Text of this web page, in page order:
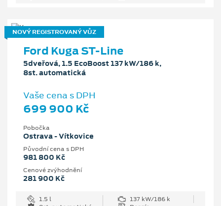
NOVÝ REGISTROVANÝ VŮZ
Ford Kuga ST-Line
5dveřová, 1.5 EcoBoost 137 kW/186 k,
8st. automatická
Vaše cena s DPH
699 900 Kč
Pobočka
Ostrava - Vítkovice
Původní cena s DPH
981 800 Kč
Cenové zvýhodnění
281 900 Kč
1.5 l
137 kW/186 k